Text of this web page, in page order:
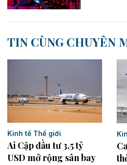
TIN CÙNG CHUYÊN
Kinh tế Thế giới
Ai Cập đầu tư 3,5 tỷ
USD mở rộng sân bay